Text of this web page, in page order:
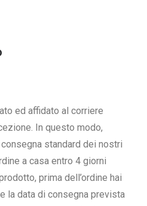
ed affidato al corriere
In questo modo,
standard dei nostri
a casa entro 4 giorni
prima dell’ordine hai
la data di consegna prevista